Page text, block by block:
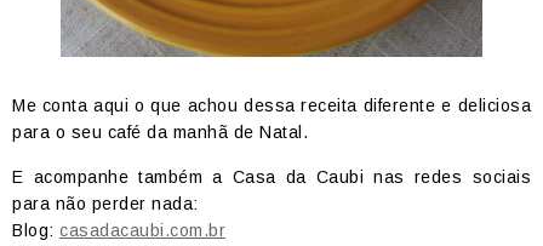
Me conta aqui o que achou dessa receita diferente e deliciosa
para o seu café da manhã de Natal.
E acompanhe também a Casa da Caubi nas redes sociais
para não perder nada:
Blog: casadacaubi.com.br